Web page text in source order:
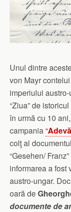
Unul dintre
von Mayr
imperiului austro-
“Ziua” de istoricul
în urmă cu 10
campania“
colţ al
“Gesehen/ Franz”
informarea a fost
austro-ungar.
oară de
documente de